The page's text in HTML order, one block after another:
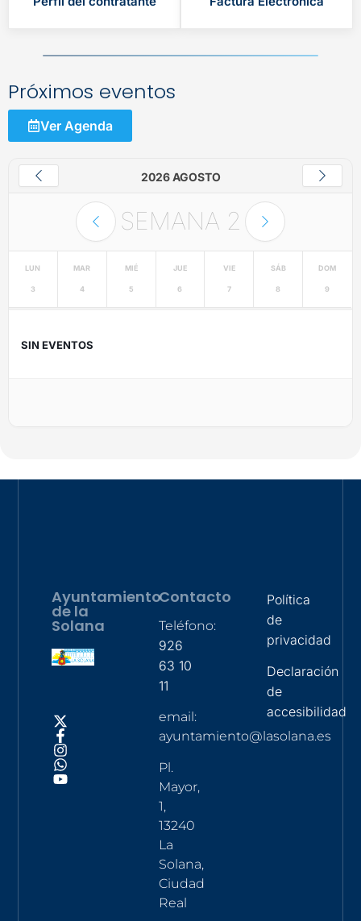
Próximos eventos
Ver Agenda
2026 AGOSTO
SEMANA 2
LUN
3
MAR
4
MIÉ
5
JUE
6
VIE
7
SÁB
8
DOM
9
SIN EVENTOS
Ayuntamiento
de la
Solana
Contacto
Teléfono:
926
63 10
11
email:
ayuntamiento@lasolana.es
Pl.
Mayor,
1,
13240
La
Solana,
Ciudad
Real
Política
de
privacidad
Declaración
de
accesibilidad